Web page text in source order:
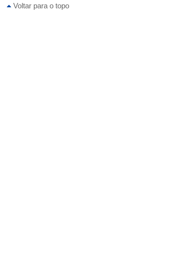
Voltar para o topo